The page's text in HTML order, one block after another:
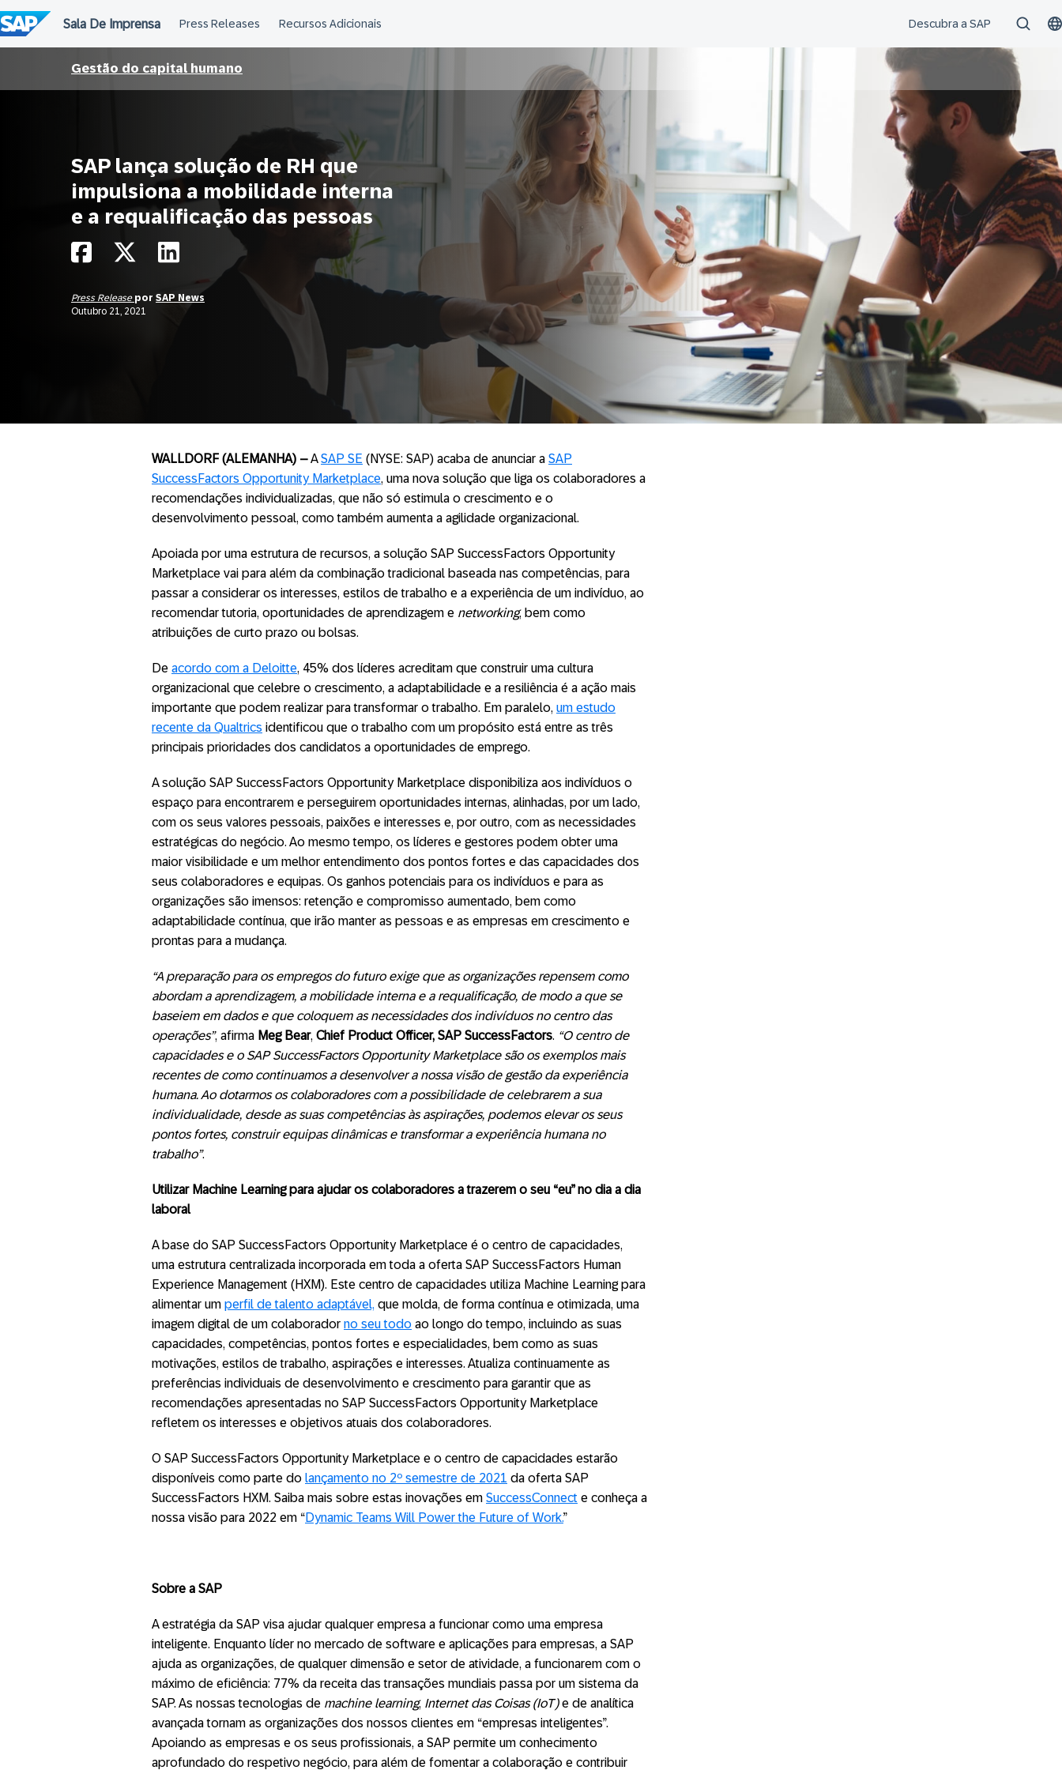
para
o
conteúdo
Gestão do capital humano
SAP lança solução de RH que
impulsiona a mobilidade interna
e a requalificação das pessoas
Press Release por SAP News
Outubro 21, 2021
WALLDORF (ALEMANHA) –ASAP SE (NYSE: SAP) acaba de anunciar a SAP
SuccessFactors Opportunity Marketplace, uma nova solução que liga os colaboradores a
recomendações individualizadas, que não só estimula o crescimento e o
desenvolvimento pessoal, como também aumenta a agilidade organizacional.
Apoiada por uma estrutura de recursos, a solução SAP SuccessFactors Opportunity
Marketplace vai para além da combinação tradicional baseada nas competências, para
passar a considerar os interesses, estilos de trabalho e a experiência de um indivíduo, ao
recomendar tutoria, oportunidades de aprendizagem e networking, bem como
atribuições de curto prazo ou bolsas.
De acordo com a Deloitte, 45% dos líderes acreditam que construir uma cultura
organizacional que celebre o crescimento, a adaptabilidade e a resiliência é a ação mais
importante que podem realizar para transformar o trabalho. Em paralelo, um estudo
recente da Qualtrics identificou que o trabalho com um propósito está entre as três
principais prioridades dos candidatos a oportunidades de emprego.
A solução SAP SuccessFactors Opportunity Marketplace disponibiliza aos indivíduos o
espaço para encontrarem e perseguirem oportunidades internas, alinhadas, por um lado,
com os seus valores pessoais, paixões e interesses e, por outro, com as necessidades
estratégicas do negócio. Ao mesmo tempo, os líderes e gestores podem obter uma
maior visibilidade e um melhor entendimento dos pontos fortes e das capacidades dos
seus colaboradores e equipas. Os ganhos potenciais para os indivíduos e para as
organizações são imensos: retenção e compromisso aumentado, bem como
adaptabilidade contínua, que irão manter as pessoas e as empresas em crescimento e
prontas para a mudança.
“A preparação para os empregos do futuro exige que as organizações repensem como
abordam a aprendizagem, a mobilidade interna e a requalificação, de modo a que se
baseiem em dados e que coloquem as necessidades dos indivíduos no centro das
operações”, afirma Meg Bear, Chief Product Officer, SAP SuccessFactors. “O centro de
capacidades e o SAP SuccessFactors Opportunity Marketplace são os exemplos mais
recentes de como continuamos a desenvolver a nossa visão de gestão da experiência
humana. Ao dotarmos os colaboradores com a possibilidade de celebrarem a sua
individualidade, desde as suas competências às aspirações, podemos elevar os seus
pontos fortes, construir equipas dinâmicas e transformar a experiência humana no
trabalho”.
Utilizar Machine Learning para ajudar os colaboradores a trazerem o seu “eu” no dia a dia
laboral
A base do SAP SuccessFactors Opportunity Marketplace é o centro de capacidades,
uma estrutura centralizada incorporada em toda a oferta SAP SuccessFactors Human
Experience Management (HXM). Este centro de capacidades utiliza Machine Learning para
alimentar um perfil de talento adaptável, que molda, de forma contínua e otimizada, uma
imagem digital de um colaborador no seu todo ao longo do tempo, incluindo as suas
capacidades, competências, pontos fortes e especialidades, bem como as suas
motivações, estilos de trabalho, aspirações e interesses. Atualiza continuamente as
preferências individuais de desenvolvimento e crescimento para garantir que as
recomendações apresentadas no SAP SuccessFactors Opportunity Marketplace
refletem os interesses e objetivos atuais dos colaboradores.
O SAP SuccessFactors Opportunity Marketplace e o centro de capacidades estarão
disponíveis como parte do lançamento no 2º semestre de 2021 da oferta SAP
SuccessFactors HXM. Saiba mais sobre estas inovações em SuccessConnect e conheça a
nossa visão para 2022 em “Dynamic Teams Will Power the Future of Work.”
Sobre a SAP
A estratégia da SAP visa ajudar qualquer empresa a funcionar como uma empresa
inteligente. Enquanto líder no mercado de software e aplicações para empresas, a SAP
ajuda as organizações, de qualquer dimensão e setor de atividade, a funcionarem com o
máximo de eficiência: 77% da receita das transações mundiais passa por um sistema da
SAP. As nossas tecnologias de machine learning, Internet das Coisas (IoT)e de analítica
avançada tornam as organizações dos nossos clientes em “empresas inteligentes”.
Apoiando as empresas e os seus profissionais, a SAP permite um conhecimento
aprofundado do respetivo negócio, para além de fomentar a colaboração e contribuir